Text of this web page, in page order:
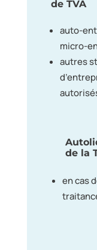
de TVA
auto-
micro-
autres
de la
en cas